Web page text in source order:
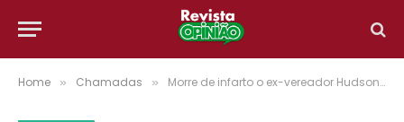
Home » Chamadas » Morre de infarto o ex-vereador Hudson Veras em José de Freitas